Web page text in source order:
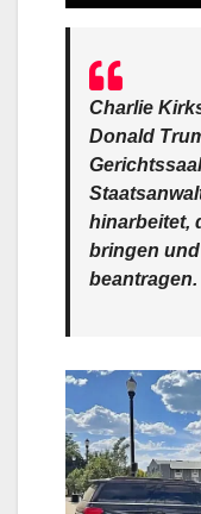
Charlie
Donald
hinarbeitet,
bringen
beantragen.